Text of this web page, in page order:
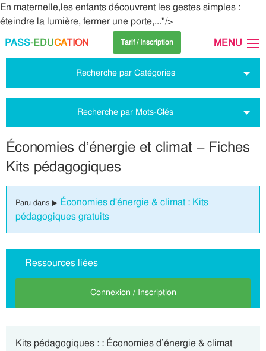
En maternelle,les enfants découvrent les gestes simples :
éteindre la lumière, fermer une porte,..."/>
PASS-EDUCATION Tarif / Inscription MENU
Recherche par Catégories
Recherche par Mots-Clés
Économies d’énergie et climat – Fiches
Kits pédagogiques
Paru dans ▶ Économies d'énergie & climat : Kits
pédagogiques gratuits
Ressources liées
Connexion / Inscription
Kits pédagogiques : : Économies d’énergie & climat